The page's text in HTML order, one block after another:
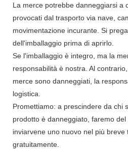
La merce potrebbe danneggiarsi a
provocati dal trasporto via nave,
movimentazione incurante. Si
dell'imballaggio prima di aprirlo.
Se l'imballaggio è integro, ma la
responsabilità è nostra. Al
merce sono danneggiati, la
logistica.
Promettiamo: a prescindere da chi
prodotto è danneggiato, faremo
inviarvene uno nuovo nel più breve
gratuitamente.